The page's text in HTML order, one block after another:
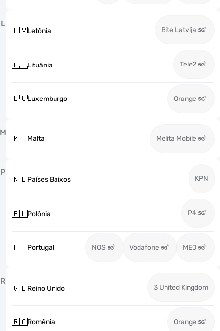
L
🇱🇻Letônia Bite Latvija
🇱🇹Lituânia Tele2
🇱🇺Luxemburgo Orange
M
🇲🇹Malta Melita Mobile
P
🇳🇱Países Baixos KPN
🇵🇱Polônia P4
🇵🇹Portugal NOS Vodafone MEO
R
🇬🇧Reino Unido 3 United Kingdom
🇷🇴Romênia Orange